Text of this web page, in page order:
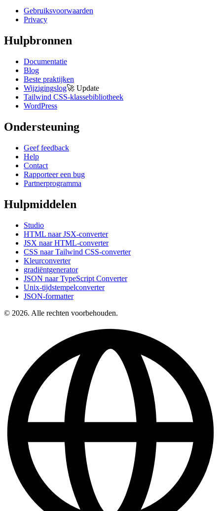
Gebruiksvoorwaarden
Privacy
Hulpbronnen
Documentatie
Blog
Beste praktijken
Wijzigingslog🚀 Update
Tailwind CSS-klassebibliotheek
WordPress
Ondersteuning
Geef feedback
Help
Contact
Rapporteer een bug
Partnerprogramma
Hulpmiddelen
Studio
HTML naar JSX-converter
JSX naar HTML-converter
CSS naar Tailwind CSS-converter
Kleurconverter
gradiëntgenerator
JSON naar TypeScript Converter
Unix-tijdstempelconverter
JSON-formatter
© 2026. Alle rechten voorbehouden.